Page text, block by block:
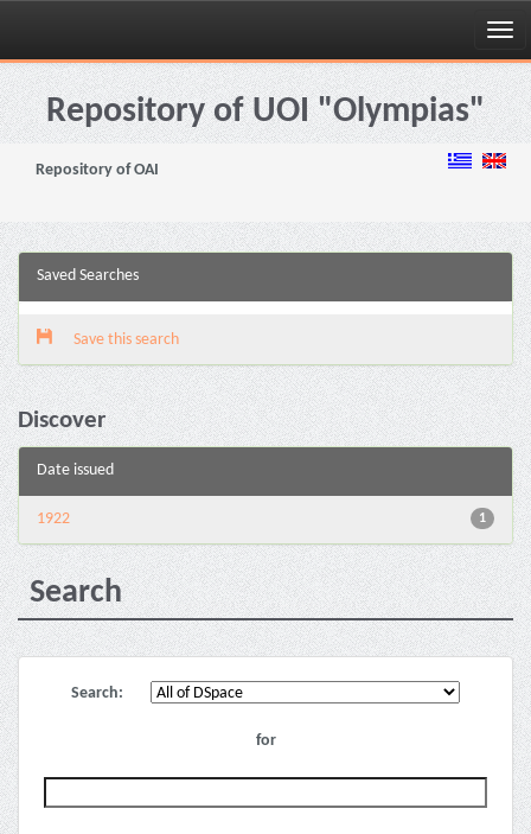
Skip
navigationRepository of UOI "Olympias"
Repository of OAI
Saved Searches
Save this search
Discover
Date issued
1
1922
Search
Search:
for